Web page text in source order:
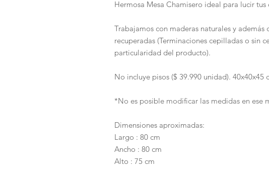
Hermosa Mesa Chamisero ideal para lucir tus
Trabajamos con maderas naturales y
recuperadas (Terminaciones cepilladas o sin
particularidad del producto).
No incluye pisos ($ 39.990 unidad). 40x40x45
*No es posible modificar las medidas en ese
Dimensiones aproximadas:
Largo : 80 cm
Ancho : 80 cm
Alto : 75 cm